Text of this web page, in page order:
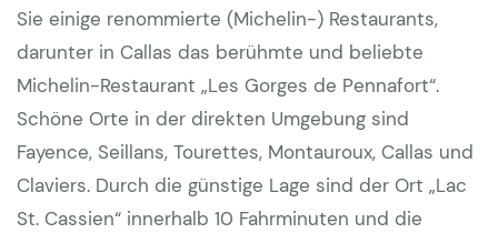
Sie einige renommierte (Michelin-) Restaurants,
darunter in Callas das berühmte und beliebte
Michelin-Restaurant „Les Gorges de Pennafort“.
Schöne Orte in der direkten Umgebung sind
Fayence, Seillans, Tourettes, Montauroux, Callas und
Claviers. Durch die günstige Lage sind der Ort „Lac
St. Cassien“ innerhalb 10 Fahrminuten und die